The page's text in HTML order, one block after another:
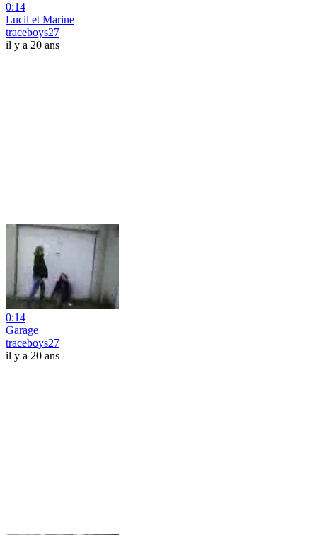
0:14
Lucil et Marine
traceboys27
il y a 20 ans
0:14
Garage
traceboys27
il y a 20 ans